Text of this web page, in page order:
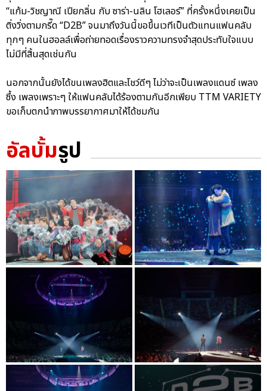
“แก้ม-วิชญาณี เปียกลิ่น กับ ซาร่า-นลิน โฮเลอร์” ที่ครั้งหนึ่งเคยเป็น
ติ่งวิ่งตามกรี๊ด “D2B” จนมาถึงวันนี้ขอขึ้นเวทีเป็นตัวแทนแฟนคลับ
ทุกๆ คนในฮอลล์เพื่อถ่ายทอดเรื่องราวความทรงจำสุดประทับใจแบบ
ไม่มีที่สิ้นสุดเช่นกัน
นอกจากนั้นยังได้ขนเพลงฮิตและโชว์ดีๆ ไม่ว่าจะเป็นเพลงแดนซ์ เพลง
ซึ้ง เพลงเพราะๆ ให้แฟนคลับได้ร้องตามกันอีกเพียบ TTM VARIETY
ขอเก็บตกนำภาพบรรยากาศมาให้ได้ชมกัน
อัลบั้มรูป